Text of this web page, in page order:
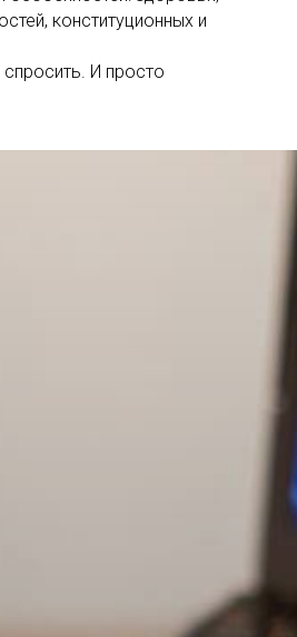
конституционных и
И просто